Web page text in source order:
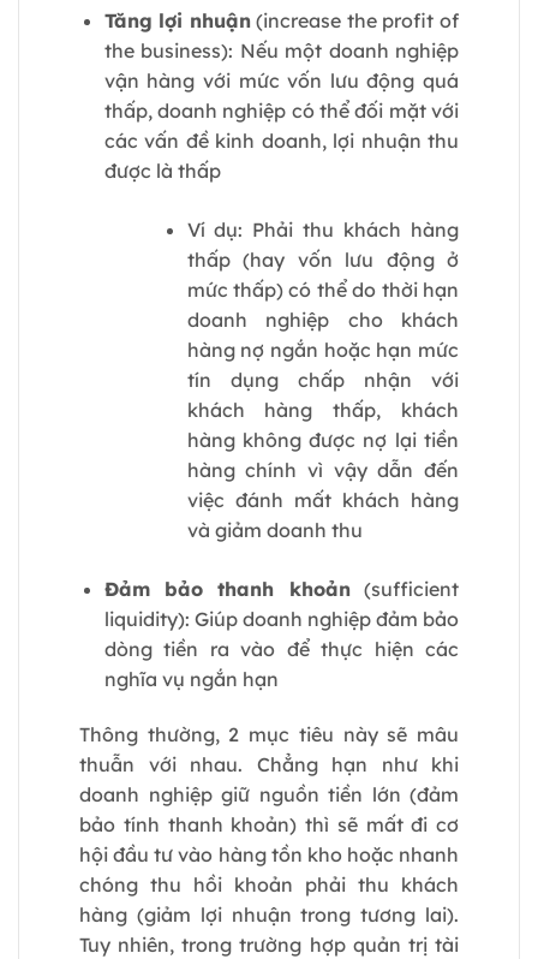
Tăng lợi nhuận(increase the profit of
the business): Nếu một doanh nghiệp
vận hàng với mức vốn lưu động quá
thấp, doanh nghiệp có thể đối mặt với
các vấn đề kinh doanh, lợi nhuận thu
được là thấp
Ví dụ: Phải thu khách hàng
thấp (hay vốn lưu động ở
mức thấp) có thể do thời hạn
doanh nghiệp cho khách
hàng nợ ngắn hoặc hạn mức
tín dụng chấp nhận với
khách hàng thấp, khách
hàng không được nợ lại tiền
hàng chính vì vậy dẫn đến
việc đánh mất khách hàng
và giảm doanh thu
Đảm bảo thanh khoản(sufficient
liquidity): Giúp doanh nghiệp đảm bảo
dòng tiền ra vào để thực hiện các
nghĩa vụ ngắn hạn
Thông thường, 2 mục tiêu này sẽ mâu
thuẫn với nhau. Chẳng hạn như khi
doanh nghiệp giữ nguồn tiền lớn (đảm
bảo tính thanh khoản) thì sẽ mất đi cơ
hội đầu tư vào hàng tồn kho hoặc nhanh
chóng thu hồi khoản phải thu khách
hàng (giảm lợi nhuận trong tương lai).
Tuy nhiên, trong trường hợp quản trị tài